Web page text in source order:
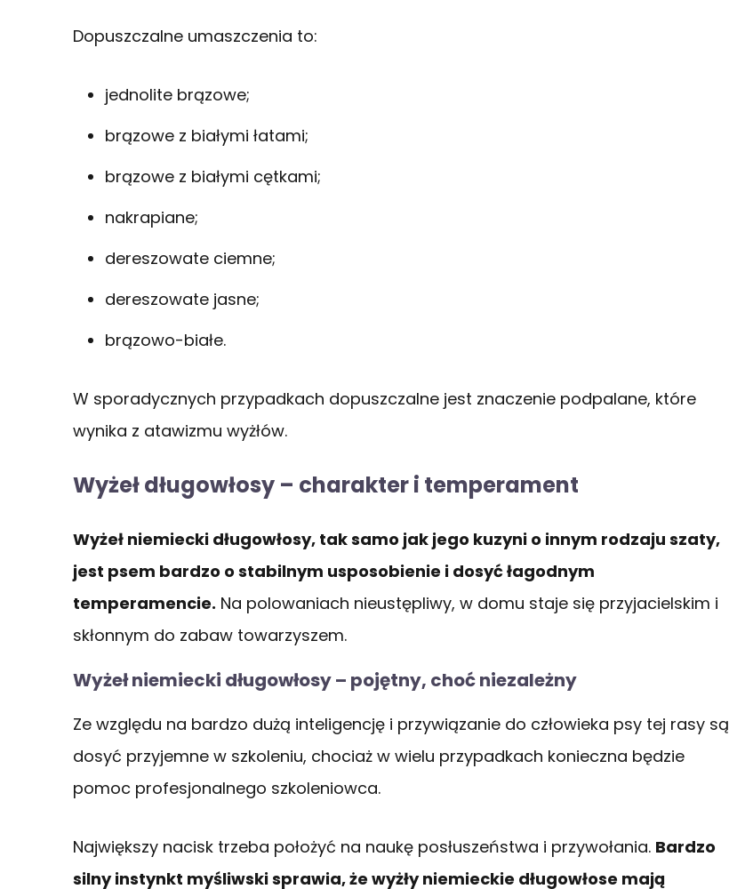
Dopuszczalne umaszczenia to:
jednolite brązowe;
brązowe z białymi łatami;
brązowe z białymi cętkami;
nakrapiane;
dereszowate ciemne;
dereszowate jasne;
brązowo-białe.
W sporadycznych przypadkach dopuszczalne jest znaczenie podpalane, które
wynika z atawizmu wyżłów.
Wyżeł długowłosy – charakter i temperament
Wyżeł niemiecki długowłosy, tak samo jak jego kuzyni o innym rodzaju szaty,
jest psem bardzo o stabilnym usposobienie i dosyć łagodnym
temperamencie. Na polowaniach nieustępliwy, w domu staje się przyjacielskim i
skłonnym do zabaw towarzyszem.
Wyżeł niemiecki długowłosy – pojętny, choć niezależny
Ze względu na bardzo dużą inteligencję i przywiązanie do człowieka psy tej rasy są
dosyć przyjemne w szkoleniu, chociaż w wielu przypadkach konieczna będzie
pomoc profesjonalnego szkoleniowca.
Największy nacisk trzeba położyć na naukę posłuszeństwa i przywołania. Bardzo
silny instynkt myśliwski sprawia, że wyżły niemieckie długowłose mają